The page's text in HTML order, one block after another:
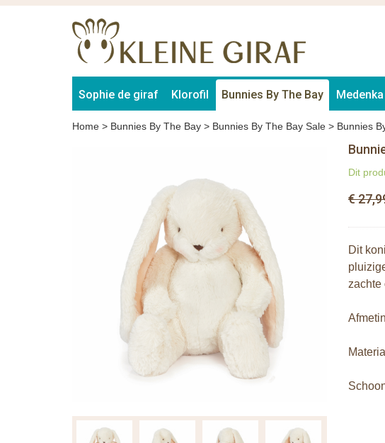
Sophie de giraf Klorofil Bunnies By The Bay Medenka
Home > Bunnies By The Bay > Bunnies By The Bay Sale > Bunnies
Dit
€
Dit
zachte